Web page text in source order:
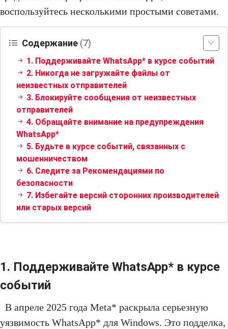
воспользуйтесь несколькими простыми советами.
Содержание (7)
1. Поддерживайте WhatsApp* в курсе событий
2. Никогда не загружайте файлы от
неизвестных отправителей
3. Блокируйте сообщения от неизвестных
отправителей
4. Обращайте внимание на предупреждения
WhatsApp*
5. Будьте в курсе событий, связанных с
мошенничеством
6. Следите за Рекомендациями по
безопасности
7. Избегайте версий сторонних производителей
или старых версий
1. Поддерживайте WhatsApp* в курсе
событий
В апреле 2025 года Meta* раскрыла серьезную
уязвимость WhatsApp* для Windows. Это подделка,